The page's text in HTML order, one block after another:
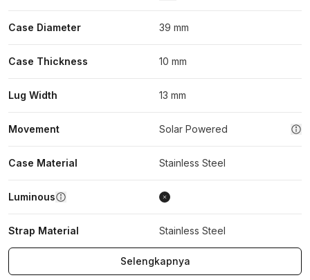
Case Diameter 39 mm
Case Thickness 10 mm
Lug Width 13 mm
Movement Solar Powered
Case Material Stainless Steel
Luminous
Strap Material Stainless Steel
Selengkapnya